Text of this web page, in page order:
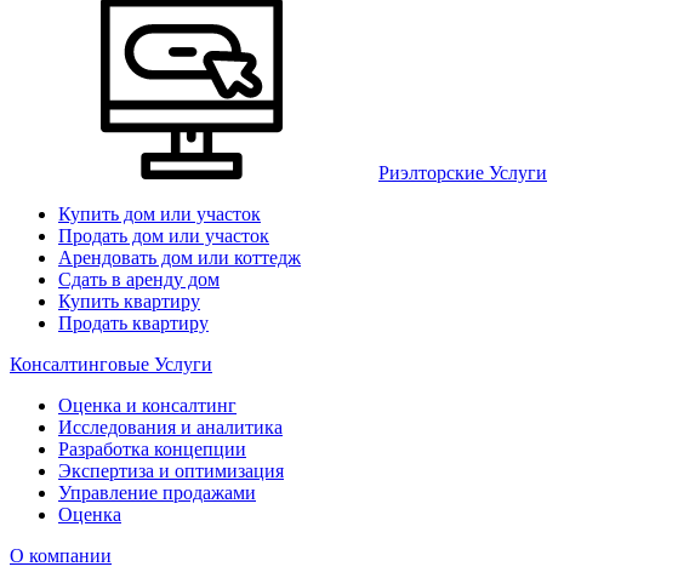
Риэлторские Услуги
Купить дом или участок
Продать дом или участок
Арендовать дом или коттедж
Сдать в аренду дом
Купить квартиру
Продать квартиру
Консалтинговые Услуги
Оценка и консалтинг
Исследования и аналитика
Разработка концепции
Экспертиза и оптимизация
Управление продажами
Оценка
О компании